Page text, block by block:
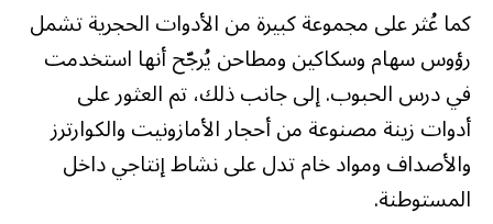
كما عُثر على مجموعة كبيرة من الأدوات الحجرية تشمل
رؤوس سهام وسكاكين ومطاحن يُرجّح أنها استخدمت
في درس الحبوب. إلى جانب ذلك، تم العثور على
أدوات زينة مصنوعة من أحجار الأمازونيت والكوارترز
والأصداف ومواد خام تدل على نشاط إنتاجي داخل
المستوطنة.